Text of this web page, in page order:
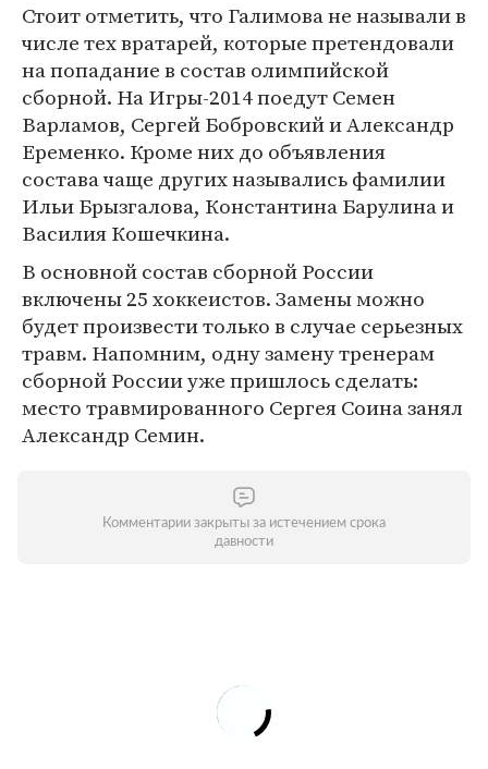
Стоит отметить, что Галимова не называли в
числе тех вратарей, которые претендовали
на попадание в состав олимпийской
сборной. На Игры-2014 поедут Семен
Варламов, Сергей Бобровский и Александр
Еременко. Кроме них до объявления
состава чаще других назывались фамилии
Ильи Брызгалова, Константина Барулина и
Василия Кошечкина.
В основной состав сборной России
включены 25 хоккеистов. Замены можно
будет произвести только в случае серьезных
травм. Напомним, одну замену тренерам
сборной России уже пришлось сделать:
место травмированного Сергея Соина занял
Александр Семин.
Комментарии закрыты за истечением срока
давности